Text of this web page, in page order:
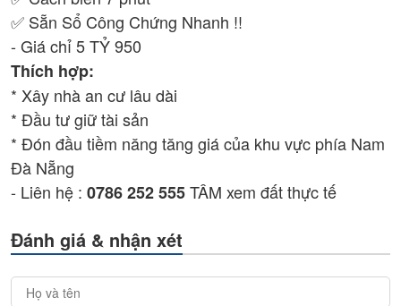
✅ Sẵn Sổ Công Chứng Nhanh !!
- Giá chỉ 5 TỶ 950
Thích hợp:
* Xây nhà an cư lâu dài
* Đầu tư giữ tài sản
* Đón đầu tiềm năng tăng giá của khu vực phía Nam
Đà Nẵng
- Liên hệ : 0786 252 555TÂM xem đất thực tế
Đánh giá & nhận xét